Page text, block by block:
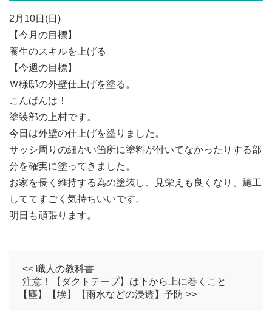
2月10日(日)
【今月の目標】
養生のスキルを上げる
【今週の目標】
Ｗ様邸の外壁仕上げを塗る。
こんばんは！
塗装部の上村です。
今日は外壁の仕上げを塗りました。
サッシ周りの細かい箇所に塗料が付いてなかったりする部
分を確実に塗ってきました。
お家を長く維持する為の塗装し、見栄えも良くなり、施工
しててすごく気持ちいいです。
明日も頑張ります。
<< 職人の教科書
注意！【ダクトテープ】は下から上に巻くこと
【塵】【埃】【雨水などの浸透】予防 >>